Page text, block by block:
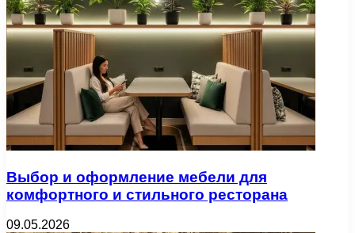
Выбор и оформление мебели для
комфортного и стильного ресторана
09.05.2026